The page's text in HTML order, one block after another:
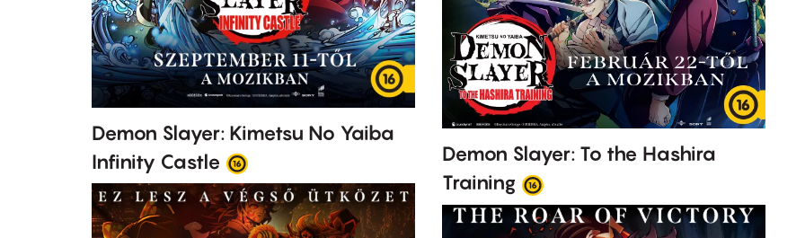
Demon Slayer: Kimetsu No Yaiba
Infinity Castle
Demon Slayer: To the Hashira
Training